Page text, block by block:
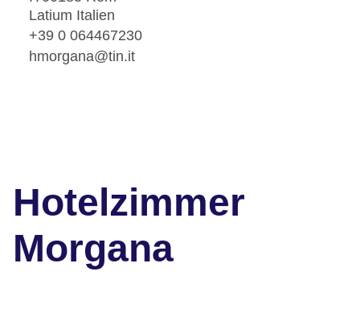
Latium Italien
+39 0 064467230
hmorgana@tin.it
Hotelzimmer
Morgana